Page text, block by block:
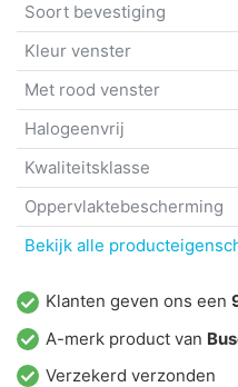
Soort bevestiging
Kleur venster
Met rood venster
Halogeenvrij
Kwaliteitsklasse
Oppervlaktebescherming
Bekijk alle
Klanten geven ons een
A-merk product van
Verzekerd verzonden